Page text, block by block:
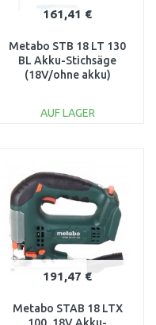
161,41 €
Metabo STB 18 LT 130
BL Akku-Stichsäge
(18V/ohne akku)
AUF LAGER
Vergleichen
191,47 €
Metabo STAB 18 LTX